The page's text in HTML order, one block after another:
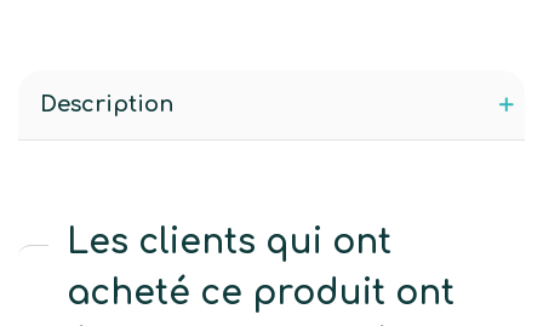
Description
Les clients qui ont
acheté ce produit ont